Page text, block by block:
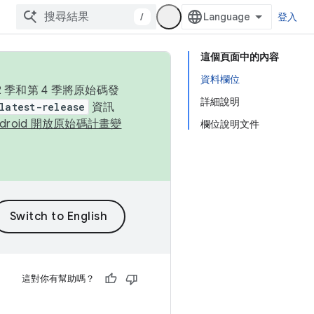
/ 登入
這個頁面中的內容
資料欄位
詳細說明
欄位說明文件
和第 4 季將原始碼發
release
資訊
開放原始碼計畫變
這對你有幫助嗎？